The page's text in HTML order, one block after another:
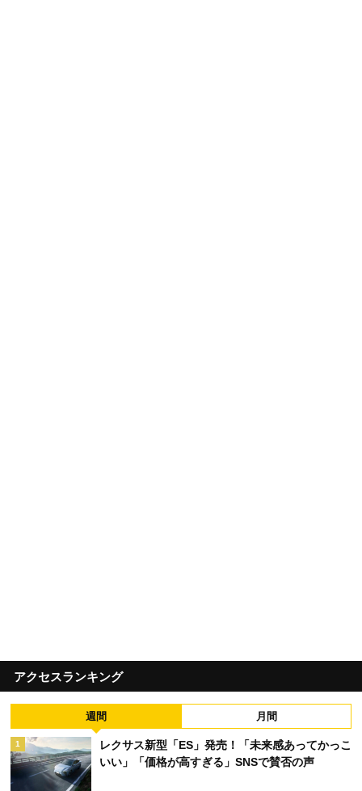
アクセスランキング
週間 月間
1
レクサス新型「ES」発売！「未来感あってかっこ
いい」「価格が高すぎる」SNSで賛否の声